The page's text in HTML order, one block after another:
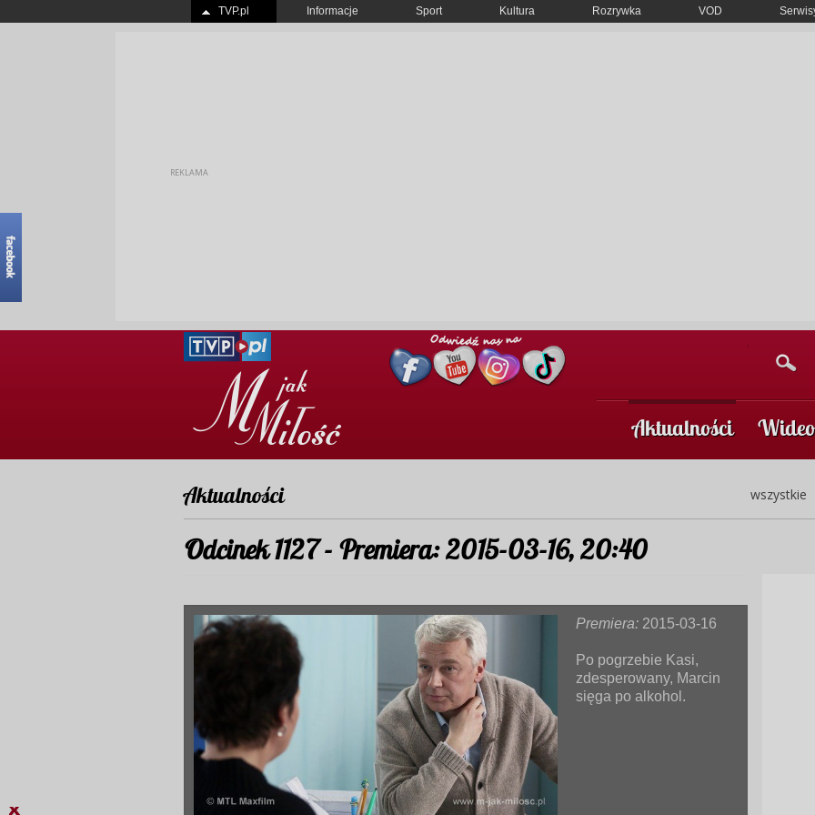
TVP.pl Informacje Sport Kultura Rozrywka VOD
Aktualności Wideo
Aktualności wszystkie
Odcinek 1127 - Premiera: 2015-03-16, 20:40
Premiera: 2015-03-16
Po pogrzebie Kasi,
zdesperowany, Marcin
sięga po alkohol.